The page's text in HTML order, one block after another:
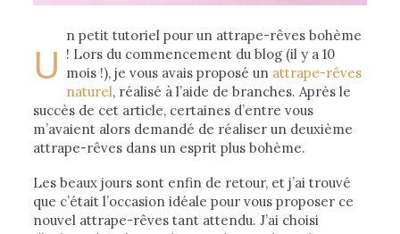
U
n petit tutoriel pour un attrape-rêves bohème
! Lors du commencement du blog (il y a 10
mois !), je vous avais proposé un attrape-rêves
naturel, réalisé à l’aide de branches. Après le
succès de cet article, certaines d’entre vous
m’avaient alors demandé de réaliser un deuxième
attrape-rêves dans un esprit plus bohème.
Les beaux jours sont enfin de retour, et j’ai trouvé
que c’était l’occasion idéale pour vous proposer ce
nouvel attrape-rêves tant attendu. J’ai choisi